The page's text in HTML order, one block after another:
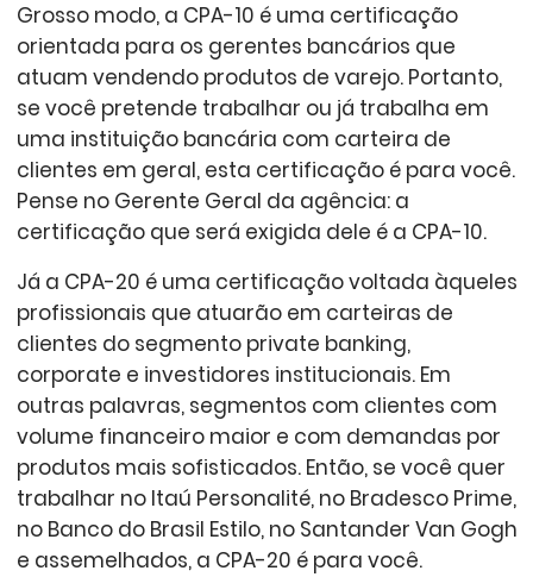
Grosso modo, a CPA-10 é uma certificação
orientada para os gerentes bancários que
atuam vendendo produtos de varejo. Portanto,
se você pretende trabalhar ou já trabalha em
uma instituição bancária com carteira de
clientes em geral, esta certificação é para você.
Pense no Gerente Geral da agência: a
certificação que será exigida dele é a CPA-10.
Já a CPA-20 é uma certificação voltada àqueles
profissionais que atuarão em carteiras de
clientes do segmento private banking,
corporate e investidores institucionais. Em
outras palavras, segmentos com clientes com
volume financeiro maior e com demandas por
produtos mais sofisticados. Então, se você quer
trabalhar no Itaú Personalité, no Bradesco Prime,
no Banco do Brasil Estilo, no Santander Van Gogh
e assemelhados, a CPA-20 é para você.